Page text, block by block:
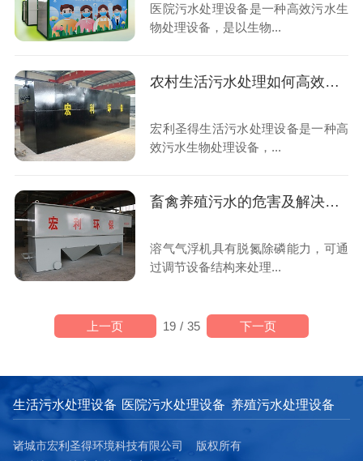
医院污水处理设备是一种高效污水生
物处理设备，是以生物...
农村生活污水处理如何高效治理？
宏利圣得生活污水处理设备是一种高
效污水生物处理设备，...
畜禽养殖污水的危害及解决办法
溶气气浮机具有脱氮除磷能力，可通
过调节设备结构来处理...
19 / 35
上一页 下一页
生活污水处理设备 医院污水处理设备 养殖污水处理设备
诸城市宏利圣得环境科技有限公司 版权所有